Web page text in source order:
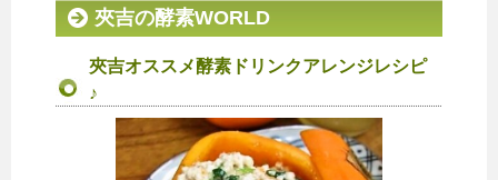
夾吉の酵素WORLD
夾吉オススメ酵素ドリンクアレンジレシピ
♪